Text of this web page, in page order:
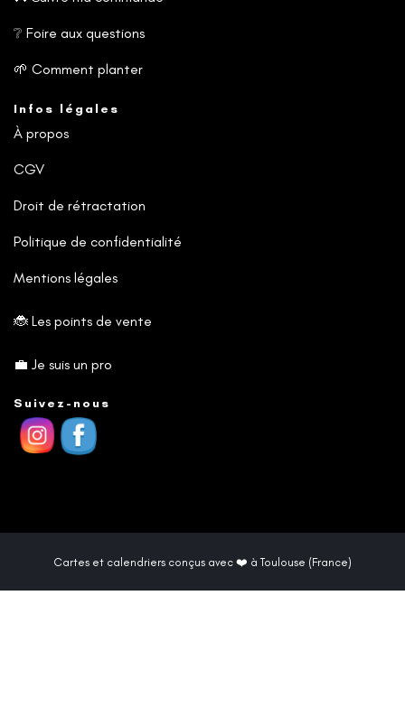
❔ Foire aux questions
🌱 Comment planter
Infos légales
À propos
CGV
Droit de rétractation
Politique de confidentialité
Mentions légales
🐞 Les points de vente
💼 Je suis un pro
Suivez-nous
Cartes et calendriers conçus avec ❤️ à Toulouse (France)